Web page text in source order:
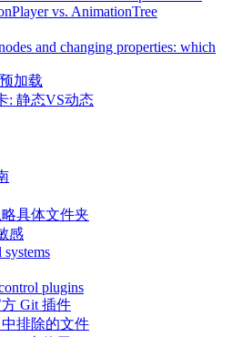
vs. AnimationTree
and changing properties: which
加载
: 静态VS动态
具体文件夹
感
plugins
Git 插件
中排除的文件